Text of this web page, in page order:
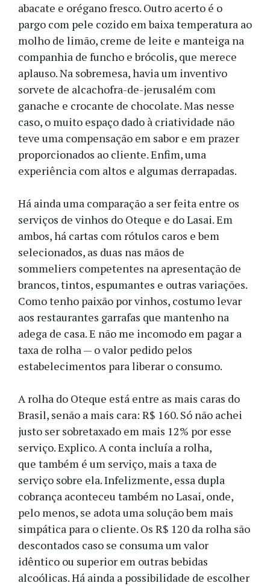
abacate e orégano fresco. Outro acerto é o
pargo com pele cozido em baixa temperatura ao
molho de limão, creme de leite e manteiga na
companhia de funcho e brócolis, que merece
aplauso. Na sobremesa, havia um inventivo
sorvete de alcachofra-de-jerusalém com
ganache e crocante de chocolate. Mas nesse
caso, o muito espaço dado à criatividade não
teve uma compensação em sabor e em prazer
proporcionados ao cliente. Enfim, uma
experiência com altos e algumas derrapadas.
Há ainda uma comparação a ser feita entre os
serviços de vinhos do Oteque e do Lasai. Em
ambos, há cartas com rótulos caros e bem
selecionados, as duas nas mãos de
sommeliers competentes na apresentação de
brancos, tintos, espumantes e outras variações.
Como tenho paixão por vinhos, costumo levar
aos restaurantes garrafas que mantenho na
adega de casa. E não me incomodo em pagar a
taxa de rolha — o valor pedido pelos
estabelecimentos para liberar o consumo.
A rolha do Oteque está entre as mais caras do
Brasil, senão a mais cara: R$ 160. Só não achei
justo ser sobretaxado em mais 12% por esse
serviço. Explico. A conta incluía a rolha,
que também é um serviço, mais a taxa de
serviço sobre ela. Infelizmente, essa dupla
cobrança aconteceu também no Lasai, onde,
pelo menos, se adota uma solução bem mais
simpática para o cliente. Os R$ 120 da rolha são
descontados caso se consuma um valor
idêntico ou superior em outras bebidas
alcoólicas. Há ainda a possibilidade de escolher